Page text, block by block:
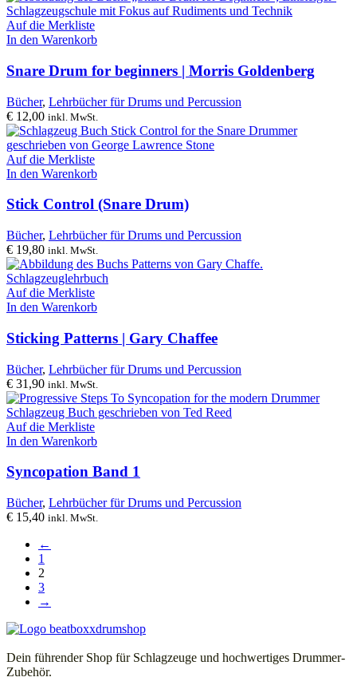
Auf die Merkliste
In den Warenkorb
Snare Drum for beginners | Morris Goldenberg
Bücher, Lehrbücher für Drums und Percussion
€ 12,00 inkl. MwSt.
Auf die Merkliste
In den Warenkorb
Stick Control (Snare Drum)
Bücher, Lehrbücher für Drums und Percussion
€ 19,80 inkl. MwSt.
Auf die Merkliste
In den Warenkorb
Sticking Patterns | Gary Chaffee
Bücher, Lehrbücher für Drums und Percussion
€ 31,90 inkl. MwSt.
Auf die Merkliste
In den Warenkorb
Syncopation Band 1
Bücher, Lehrbücher für Drums und Percussion
€ 15,40 inkl. MwSt.
←
1
2
3
→
Dein führender Shop für Schlagzeuge und hochwertiges Drummer-
Zubehör.